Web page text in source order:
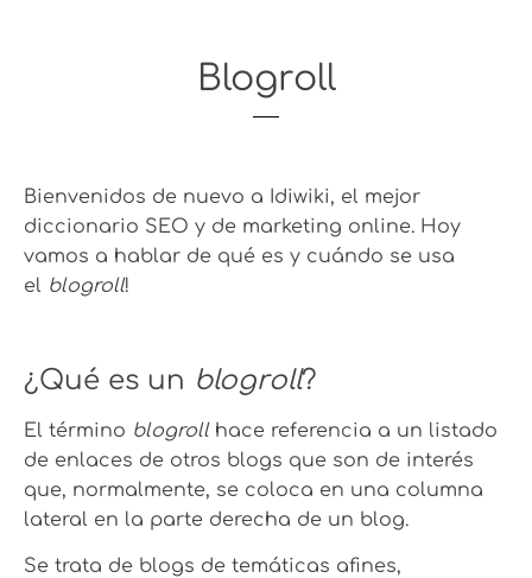
Blogroll
Bienvenidos de nuevo a Idiwiki, el mejor
diccionario SEO y de marketing online. Hoy
vamos a hablar de qué es y cuándo se usa
el blogroll!
¿Qué es un blogroll?
El término blogrollhace referencia a un listado
de enlaces de otros blogs que son de interés
que, normalmente, se coloca en una columna
lateral en la parte derecha de un blog.
Se trata de blogs de temáticas afines,